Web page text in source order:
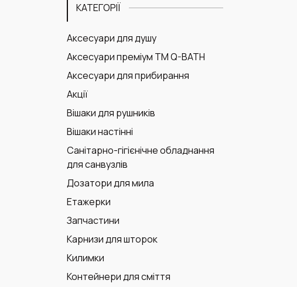
КАТЕГОРІЇ
Аксесуари для душу
Аксесуари преміум ТМ Q-BATH
Аксесуари для прибирання
Акції
Вішаки для рушників
Вішаки настінні
Санітарно-гігієнічне обладнання
для санвузлів
Дозатори для мила
Етажерки
Запчастини
Карнизи для шторок
Килимки
Контейнери для сміття